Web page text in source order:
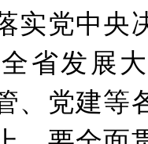
社会主义现代化强国
赛结束第十七轮争夺
，正在重新“耕种”中原
二十条硬核举措出炉
主汛期防汛抗旱工作
本上改变了中国人民
实党中央
省发展
、党建等